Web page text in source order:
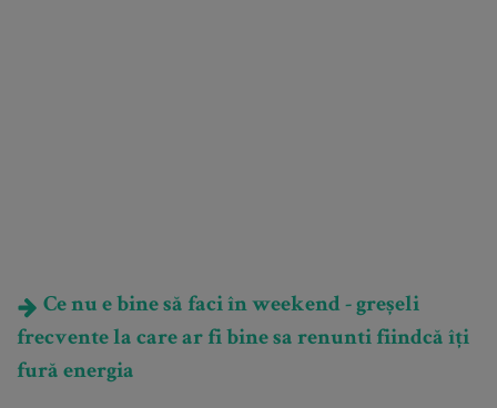
Ce nu e bine să faci în weekend - greșeli
frecvente la care ar fi bine sa renunti fiindcă îți
fură energia